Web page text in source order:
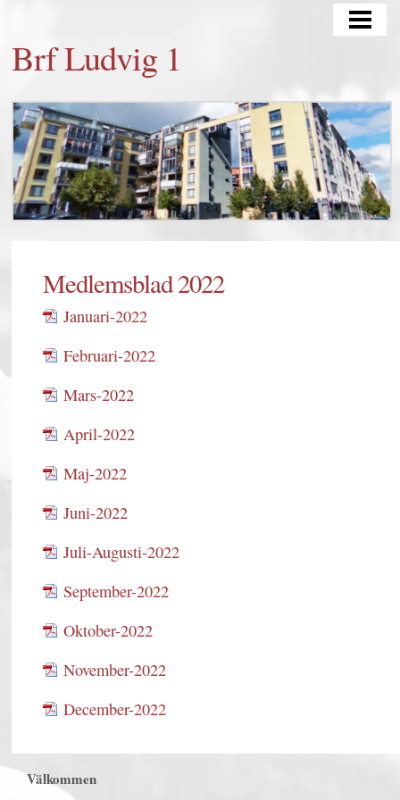
KONTAKT
MÄKLARINFORMATION
FÖR MEDLEMMAR
SENASTE NYTT/AKTUELLT
BOKNING GÄSTLÄGENHET
Brf Ludvig 1
Medlemsblad 2022
Januari-2022
Februari-2022
Mars-2022
April-2022
Maj-2022
Juni-2022
Juli-Augusti-2022
September-2022
Oktober-2022
November-2022
December-2022
Välkommen